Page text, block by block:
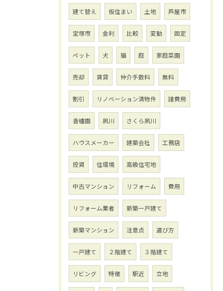
建て替え 仮住まい 土地 芦屋市
宝塚市 金利 比較 変動 固定
ペット 犬 猫 庭 家庭菜園
売却 賃貸 仲介手数料 無料
割引 リノベーション済物件 諸費用
香櫨園 夙川 さくら夙川
ハウスメーカー 建築会社 工務店
投資 住環境 高級住宅地
中古マンション リフォーム 費用
リフォーム業者 新築一戸建て
新築マンション 注意点 選び方
一戸建て ２階建て ３階建て
リビング 特徴 駅近 立地